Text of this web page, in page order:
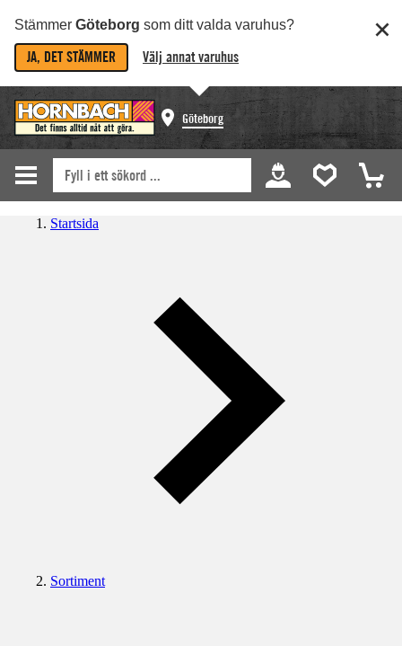
Stämmer Göteborg som ditt valda varuhus?
JA, DET STÄMMER Välj annat varuhus
Göteborg
Startsida
Sortiment